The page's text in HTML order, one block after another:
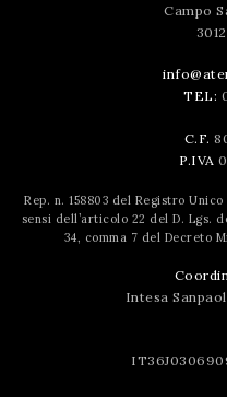
Campo
TEL:
C.F.
P.IVA
Rep. n. 158803 del Registro
sensi dell’articolo 22 del D. Lgs.
34, comma 7 del Decreto
Intesa